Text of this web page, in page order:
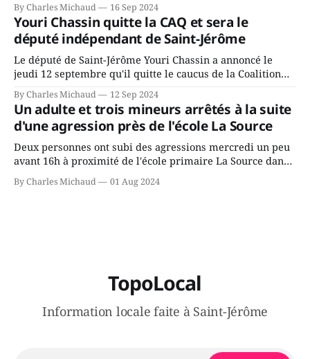
depuis longtemps? Sera-t-il candidat indépendant dans 2
ans? Joindrait-il un autre parti, par exemple les
conservateurs d’Éric Duhaime? Que lui
By Charles Michaud 16 Sep 2024
Youri Chassin quitte la CAQ et sera le
député indépendant de Saint-Jérôme
Le député de Saint-Jérôme Youri Chassin a annoncé le
jeudi 12 septembre qu'il quitte le caucus de la Coalition
gouvernement de la CAQ, surtout de son incapacité, qu'il
juge chronique, à offrir des
By Charles Michaud 12 Sep 2024
Un adulte et trois mineurs arrêtés à la suite
d'une agression près de l'école La Source
Deux personnes ont subi des agressions mercredi un peu
avant 16h à proximité de l'école primaire La Source dans
victimes aurait été écrasée sous un véhicule et aspergée
By Charles Michaud 01 Aug 2024
TopoLocal
Information locale faite à Saint-Jérôme